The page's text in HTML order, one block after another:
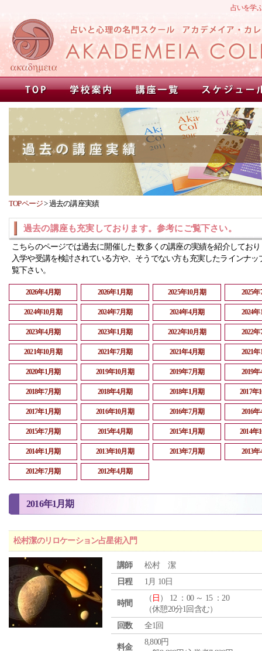
占いを学
TOPページ>過去の講座実績
過去の講座も充実しております。参考にご覧下さい。
こちらのページでは過去に開催した 数多くの講座の実績を紹介してお
入学や受講を検討されている方や、そうでない方も充実したラインナッ
覧下さい。
2026年4月期 2026年1月期 2025年10月期 2025
2024年10月期 2024年7月期 2024年4月期 2024
2023年4月期 2023年1月期 2022年10月期 2022
2021年10月期 2021年7月期 2021年4月期 2021
2020年1月期 2019年10月期 2019年7月期 2019
2018年7月期 2018年4月期 2018年1月期 2017年
2017年1月期 2016年10月期 2016年7月期 2016
2015年7月期 2015年4月期 2015年1月期 2014年
2014年1月期 2013年10月期 2013年7月期 2013
2012年7月期 2012年4月期
2016年1月期
松村潔のリロケーション占星術入門
講師
松村 潔
日程
1月 10日
時間
（ 日 ） 12 ：00 ～ 15 ：20
（休憩20分1回含む）
回数
全1回
料金
8,800円